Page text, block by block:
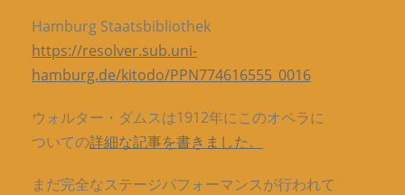
Hamburg Staatsbibliothek
https://resolver.sub.uni-
hamburg.de/kitodo/PPN774616555_0016
ウォルター・ダムスは1912年にこのオペラに
ついての詳細な記事を書きました。
まだ完全なステージパフォーマンスが行われて